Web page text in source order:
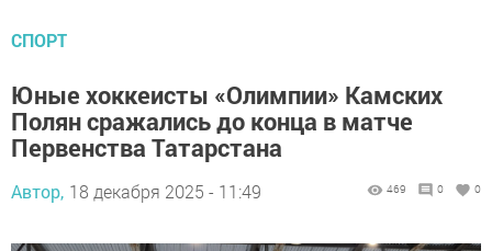
СПОРТ
Юные хоккеисты «Олимпии» Камских
Полян сражались до конца в матче
Первенства Татарстана
Автор, 18 декабря 2025 - 11:49 469 0 0